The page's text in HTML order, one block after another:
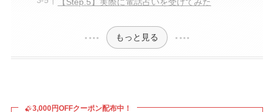
もっと見る
3,000円OFFクーポン配布中！